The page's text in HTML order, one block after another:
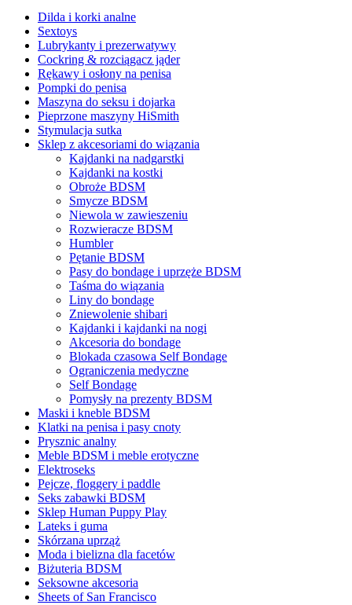
Dilda i korki analne
Sextoys
Lubrykanty i prezerwatywy
Cockring & rozciągacz jąder
Rękawy i osłony na penisa
Pompki do penisa
Maszyna do seksu i dojarka
Pieprzone maszyny HiSmith
Stymulacja sutka
Sklep z akcesoriami do wiązania
Kajdanki na nadgarstki
Kajdanki na kostki
Obroże BDSM
Smycze BDSM
Niewola w zawieszeniu
Rozwieracze BDSM
Humbler
Pętanie BDSM
Pasy do bondage i uprzęże BDSM
Taśma do wiązania
Liny do bondage
Zniewolenie shibari
Kajdanki i kajdanki na nogi
Akcesoria do bondage
Blokada czasowa Self Bondage
Ograniczenia medyczne
Self Bondage
Pomysły na prezenty BDSM
Maski i kneble BDSM
Klatki na penisa i pasy cnoty
Prysznic analny
Meble BDSM i meble erotyczne
Elektroseks
Pejcze, floggery i paddle
Seks zabawki BDSM
Sklep Human Puppy Play
Lateks i guma
Skórzana uprząż
Moda i bielizna dla facetów
Biżuteria BDSM
Seksowne akcesoria
Sheets of San Francisco